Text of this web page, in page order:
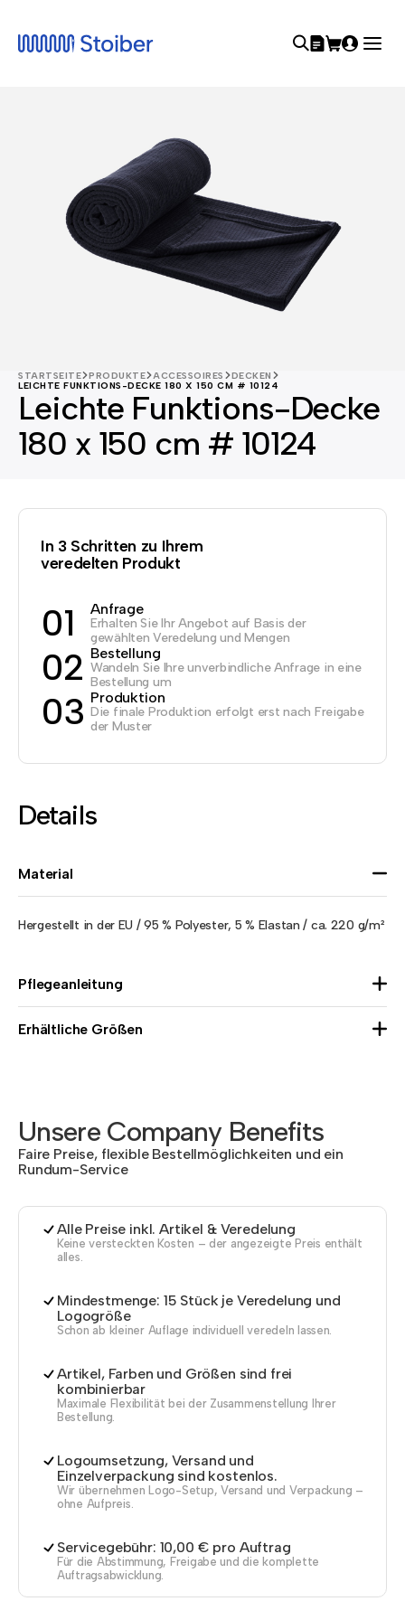
STARTSEITE PRODUKTE ACCESSOIRES
DECKEN
LEICHTE FUNKTIONS-DECKE 180 X 150 CM # 10124
Leichte Funktions-Decke
180 x 150 cm # 10124
In 3 Schritten zu Ihrem
veredelten Produkt
01 Anfrage
Erhalten Sie Ihr Angebot auf Basis der
gewählten Veredelung und Mengen
02 Bestellung
Wandeln Sie Ihre unverbindliche Anfrage in eine
Bestellung um
03 Produktion
Die finale Produktion erfolgt erst nach Freigabe
der Muster
Details
Material
Hergestellt in der EU / 95 % Polyester, 5 % Elastan / ca. 220 g/m²
Pflegeanleitung
Erhältliche Größen
Unsere Company Benefits
Faire Preise, flexible Bestellmöglichkeiten und ein
Rundum-Service
Alle Preise inkl. Artikel & Veredelung
Keine versteckten Kosten – der angezeigte Preis enthält
alles.
Mindestmenge: 15 Stück je Veredelung und
Logogröße
Schon ab kleiner Auflage individuell veredeln lassen.
Artikel, Farben und Größen sind frei
kombinierbar
Maximale Flexibilität bei der Zusammenstellung Ihrer
Bestellung.
Logoumsetzung, Versand und
Einzelverpackung sind kostenlos.
Wir übernehmen Logo-Setup, Versand und Verpackung –
ohne Aufpreis.
Servicegebühr: 10,00 € pro Auftrag
Für die Abstimmung, Freigabe und die komplette
Auftragsabwicklung.